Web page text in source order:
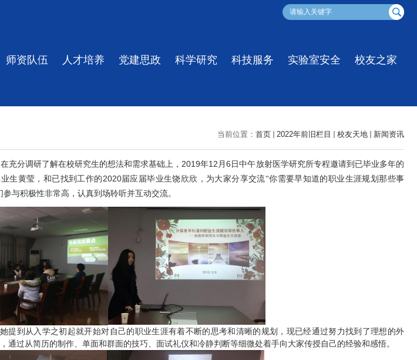
师资队伍 人才培养 党建思政 科学研究 科技服务 实验室安全 校友之家
当前位置： 首页 2022年前旧栏目 校友天地 新闻资讯
充分调研了解在校研究生的想法和需求基础上，2019年12 月6 日中午放射医学研究所专程邀请到已毕业多年的
生黄莹，和已找到工作的 2020届应届毕业生饶欣欣，为大家分享交流“你需要早知道的职业生涯规划那些事
与积极性非常高，认真到场聆听并互动交流。
提到从入学之初起就开始对自己的职业生涯有着不断的思考和清晰的规划，现已经通过努力找到了理想的外
通过从简历的制作、单面和群面的技巧、面试礼仪和冷静判断等细微处着手向大家传授自己的经验和感悟。